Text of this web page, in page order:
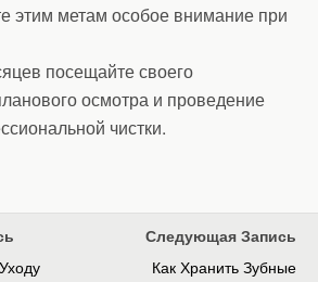
этим метам особое внимание при
посещайте своего
осмотра и проведение
чистки.
Следующая Запись
Как Хранить Зубные